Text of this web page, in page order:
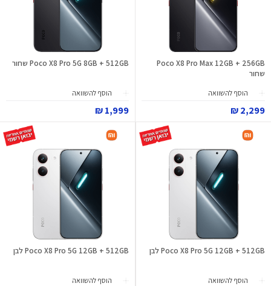
Poco X8 Pro Max 12GB + 256GB
שחור
הוסף להשוואה
2,299 ₪
Poco X8 Pro 5G 8GB + 512GB שחור
הוסף להשוואה
1,999 ₪
Poco X8 Pro 5G 12GB + 512GB לבן
הוסף להשוואה
Poco X8 Pro 5G 12GB + 512GB לבן
הוסף להשוואה